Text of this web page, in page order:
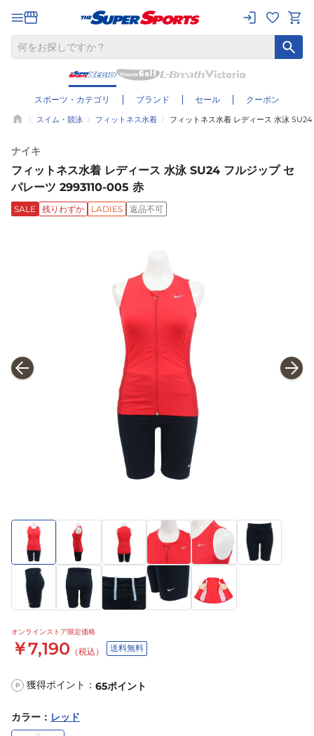
スポーツ・カテゴリ ブランド セール クーポン
スイム・競泳 フィットネス水着 フィットネス水着 レディース 水泳
ナイキ
フィットネス水着 レディース 水泳 SU24 フルジップ セ
パレーツ 2993110-005 赤
SALE 残りわずか LADIES 返品不可
オンラインストア限定価格
￥7,190 （税込） 送料無料
P 獲得ポイント： 65ポイント
カラー ： レッド